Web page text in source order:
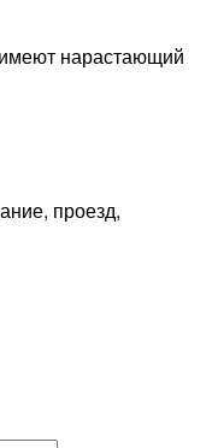
нарастающий
проезд,